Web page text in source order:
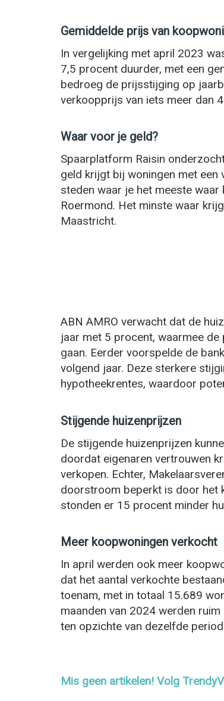
Gemiddelde prijs van
In vergelijking met april 2023
7,5 procent duurder, met een
bedroeg de prijsstijging op
verkoopprijs van iets meer dan
Waar voor je geld?
Spaarplatform Raisin
geld krijgt bij woningen met
steden waar je het meeste
Roermond. Het minste waar
Maastricht.
ABN AMRO verwacht dat de
jaar met 5 procent, waarmee
gaan. Eerder voorspelde de
volgend jaar. Deze sterkere
hypotheekrentes, waardoor
Stijgende huizenprijzen
De stijgende huizenprijzen
doordat eigenaren vertrouwen
verkopen. Echter,
doorstroom beperkt is door het
stonden er 15 procent minder
Meer koopwoningen verkocht
In april werden ook meer
dat het aantal verkochte
toenam, met in totaal 15.689
maanden van 2024 werden
ten opzichte van dezelfde
Mis geen artikelen! Volg